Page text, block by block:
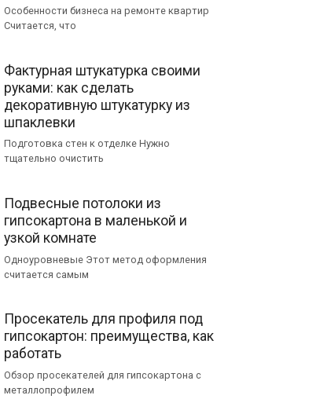
Особенности бизнеса на ремонте квартир
Считается, что
Фактурная штукатурка своими
руками: как сделать
декоративную штукатурку из
шпаклевки
Подготовка стен к отделке Нужно
тщательно очистить
Подвесные потолоки из
гипсокартона в маленькой и
узкой комнате
Одноуровневые Этот метод оформления
считается самым
Просекатель для профиля под
гипсокартон: преимущества, как
работать
Обзор просекателей для гипсокартона с
металлопрофилем